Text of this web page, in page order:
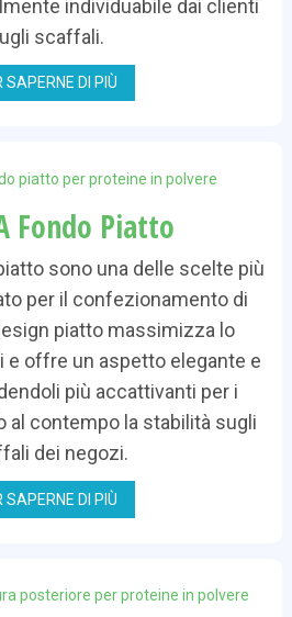
individuabile dai clienti
scaffali.
SAPERNE DI PIÙ
Fondo Piatto
sono una delle scelte più
per il confezionamento di
piatto massimizza lo
offre un aspetto elegante e
più accattivanti per i
al contempo la stabilità sugli
dei negozi.
SAPERNE DI PIÙ